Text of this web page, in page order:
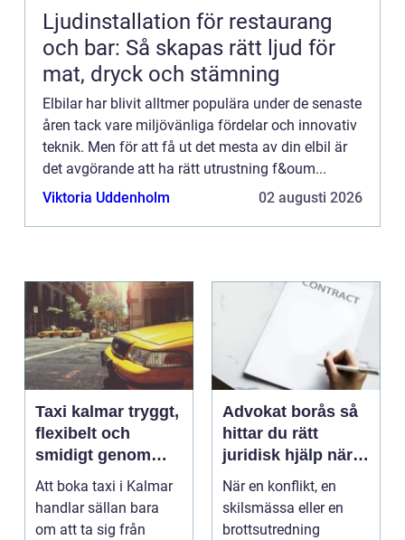
Ljudinstallation för restaurang
och bar: Så skapas rätt ljud för
mat, dryck och stämning
Elbilar har blivit alltmer populära under de senaste
åren tack vare miljövänliga fördelar och innovativ
teknik. Men för att få ut det mesta av din elbil är
det avgörande att ha rätt utrustning f&oum...
Viktoria Uddenholm
02 augusti 2026
Taxi kalmar tryggt,
flexibelt och
smidigt genom
hela resan
Att boka taxi i Kalmar
handlar sällan bara
om att ta sig från
Advokat borås så
hittar du rätt
juridisk hjälp när
livet krånglar
När en konflikt, en
skilsmässa eller en
brottsutredning